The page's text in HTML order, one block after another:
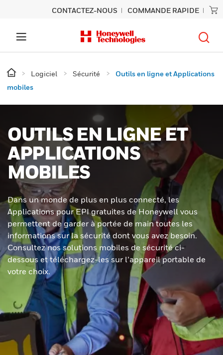
CONTACTEZ-NOUS COMMANDE RAPIDE
Logiciel Sécurité
Outils en ligne et Applications
mobiles
OUTILS EN LIGNE ET
APPLICATIONS
MOBILES
Dans un monde de plus en plus connecté, les
Applications pour EPI gratuites de Honeywell vous
permettent de garder à portée de main toutes les
informations sur la sécurité dont vous avez besoin.
Consultez nos solutions mobiles de sécurité ci-
dessous et téléchargez-les sur l’appareil portable de
votre choix.